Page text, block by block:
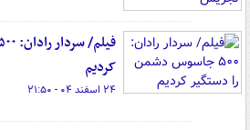
کردیم
۲۴ اسفند ۰۴ - ۲۱:۵۰